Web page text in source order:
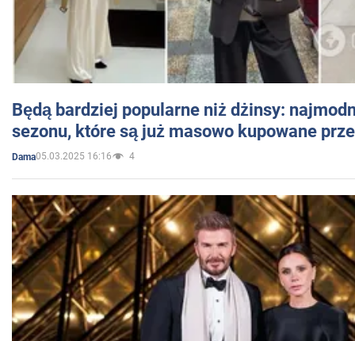
Będą bardziej popularne niż dżinsy:
sezonu, które są już masowo kupowane
Dama05.03.2025 16:16 4